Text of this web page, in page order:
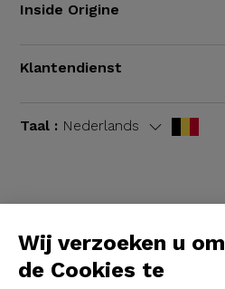
Wij verzoeken u om
de Cookies te
Inside Origine
Klantendienst
Taal : Nederlands